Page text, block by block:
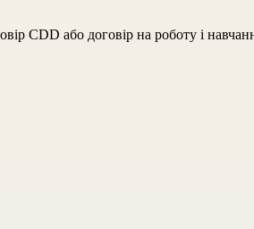
CDD або договір на роботу і